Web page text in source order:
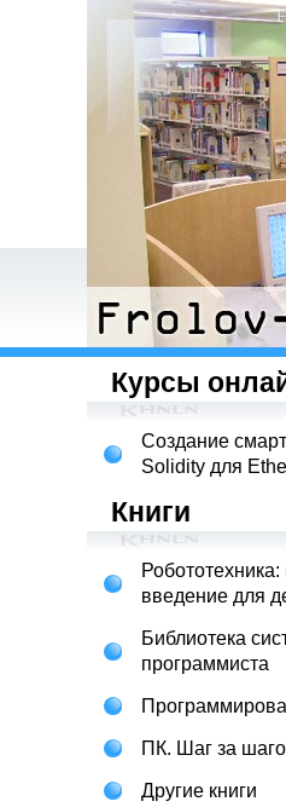
Курсы
Создание
Solidity для
Книги
Робототехника:
введение для
Библиотека
программиста
ПК. Шаг за
Другие книги